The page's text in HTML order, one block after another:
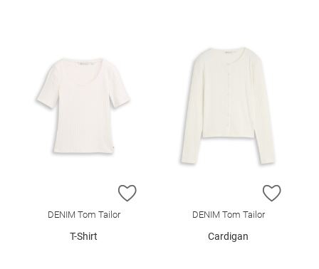
ZUR WUNSCHLISTE HINZUFÜGEN
DENIM Tom Tailor
T-Shirt
ZUR
DENIM Tom Tailor
Cardigan